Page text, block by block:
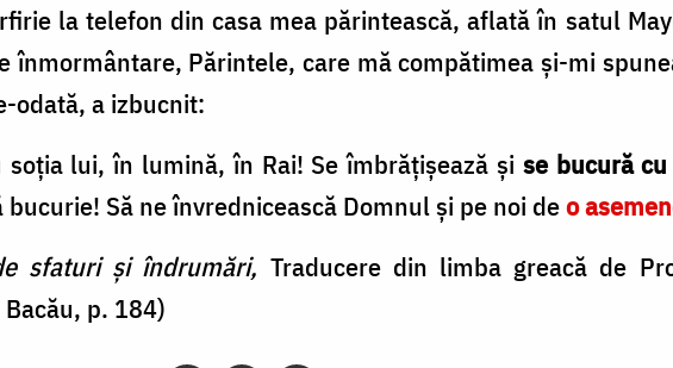
la telefon din casa mea părintească, aflată în satul
înmormântare, Părintele, care mă compătimea şi-mi
odată, a izbucnit:
lui, în lumină, în Rai! Se îmbrăţişează şi se bucură
Să ne învrednicească Domnul şi pe noi deo
sfaturi şi îndrumări, Traducere din limba greacă de
p. 184)